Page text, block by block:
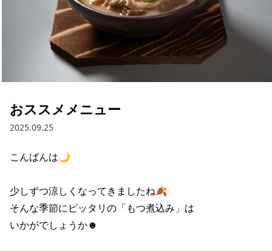
おススメメニュー
2025.09.25
こんばんは🌙
少しずつ涼しくなってきましたね🍂
そんな季節にピッタリの「もつ煮込み」は
いかがでしょうか☻